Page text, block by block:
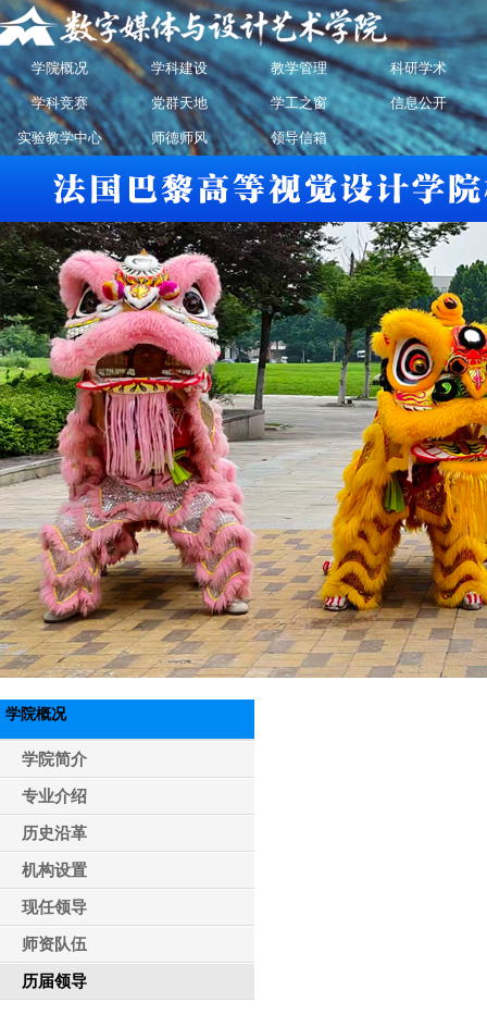
学院概况 学科建设 教学管理 科研学术
学科竞赛 党群天地 学工之窗 信息公开
实验教学中心 师德师风 领导信箱
学院概况
学院简介
专业介绍
历史沿革
机构设置
现任领导
师资队伍
历届领导